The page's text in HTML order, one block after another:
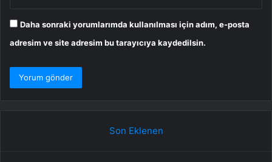
Daha sonraki yorumlarımda kullanılması için adım, e-posta
adresim ve site adresim bu tarayıcıya kaydedilsin.
Son Eklenen